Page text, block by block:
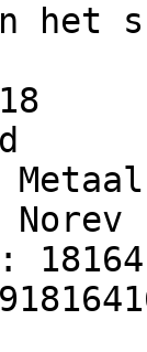
het